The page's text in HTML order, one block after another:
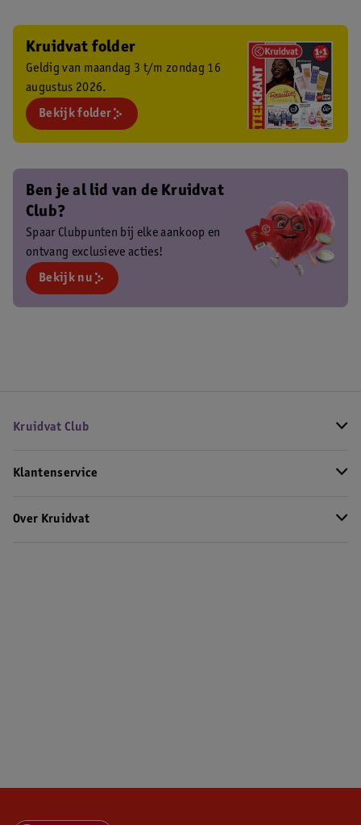
Kruidvat folder
Geldig van maandag 3 t/m zondag 16
augustus 2026.
Bekijk folder
Ben je al lid van de Kruidvat
Club?
Spaar Clubpunten bij elke aankoop en
ontvang exclusieve acties!
Bekijk nu
Kruidvat Club
Klantenservice
Over Kruidvat